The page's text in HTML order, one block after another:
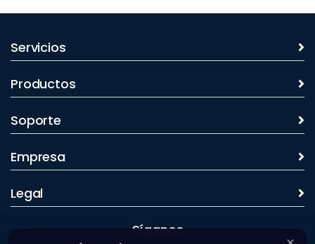
Servicios
Productos
Soporte
Empresa
Legal
Síganos